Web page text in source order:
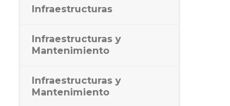
Infraestructuras
Infraestructuras y
Mantenimiento
Infraestructuras y
Mantenimiento